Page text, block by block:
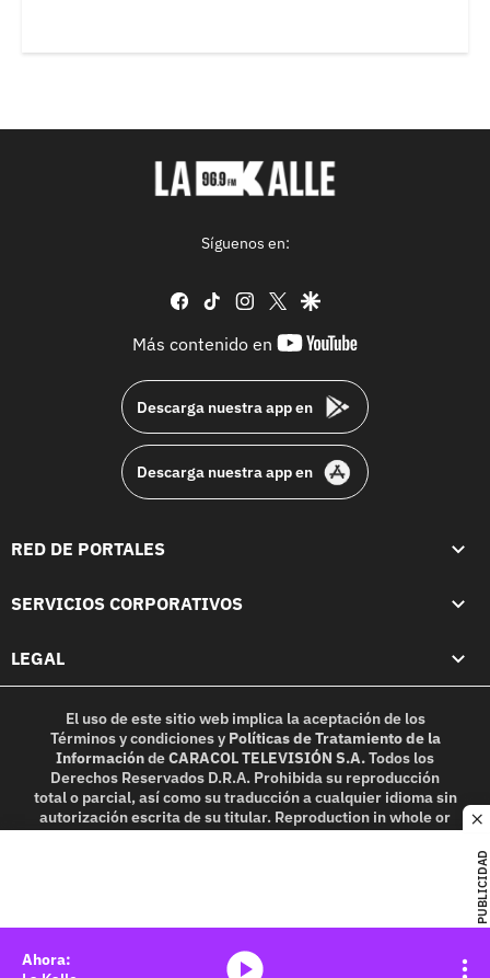
PUBLICIDAD
Síguenos en:
facebook
tiktok instagram
twittergoogle
Más contenido en
youtube-
Descarga nuestra app en
Descarga nuestra app en
RED DE PORTALES
SERVICIOS CORPORATIVOS
LEGAL
El uso de este sitio web implica la aceptación de los
Términos y condicionesy Políticas de Tratamiento de la
InformacióndeCARACOL TELEVISIÓN S.A.Todos los
Derechos Reservados D.R.A. Prohibida su reproducción
total o parcial, así como su traducción a cualquier idioma sin
autorización escrita de su titular. Reproduction in whole or